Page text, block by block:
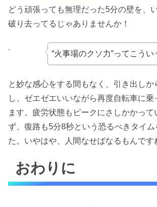
どう頑張っても無理だった5分の壁を、
破り去ってるじゃありませんか！
“火事場のクソ力”ってこう
と妙な感心をする間もなく、引き出しか
し、ゼエゼエいいながら再度自転車に乗
ます。疲労状態もピークにさしかかって
ず、復路も5分8秒という恐るべきタイム
た。いやはや、人間なせばなるもんです
おわりに